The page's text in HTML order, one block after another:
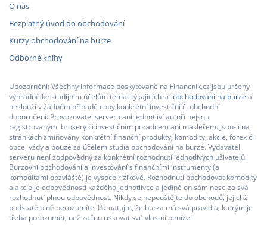
O nás
Bezplatný úvod do obchodování
Kurzy obchodování na burze
Odborné knihy
Upozornění: Všechny informace poskytované na Financnik.cz jsou určeny
výhradně ke studijním účelům témat týkajících se obchodování na burze a
neslouží v žádném případě coby konkrétní investiční či obchodní
doporučení. Provozovatel serveru ani jednotliví autoři nejsou
registrovanými brokery či investičním poradcem ani makléřem. Jsou-li na
stránkách zmiňovány konkrétní finanční produkty, komodity, akcie, forex či
opce, vždy a pouze za účelem studia obchodování na burze. Vydavatel
serveru není zodpovědný za konkrétní rozhodnutí jednotlivých uživatelů.
Burzovní obchodování a investování s finančními instrumenty (a
komoditami obzvláště) je vysoce rizikové. Rozhodnutí obchodovat komodity
a akcie je odpovědností každého jednotlivce a jedině on sám nese za svá
rozhodnutí plnou odpovědnost. Nikdy se nepouštějte do obchodů, jejichž
podstatě plně nerozumíte. Pamatujte, že burza má svá pravidla, kterým je
třeba porozumět, než začnu riskovat své vlastní peníze!